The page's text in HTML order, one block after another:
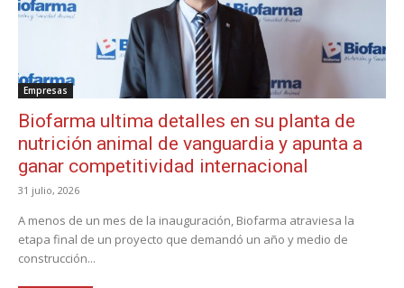
Empresas
Biofarma ultima detalles en su planta de
nutrición animal de vanguardia y apunta a
ganar competitividad internacional
31 julio, 2026
A menos de un mes de la inauguración, Biofarma atraviesa la
etapa final de un proyecto que demandó un año y medio de
construcción...